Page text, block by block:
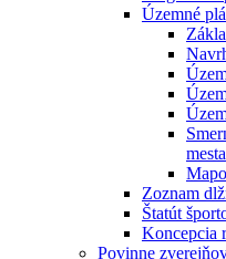
Územné
mesta
Zoznam
Štatút
Koncepcia
Povinne